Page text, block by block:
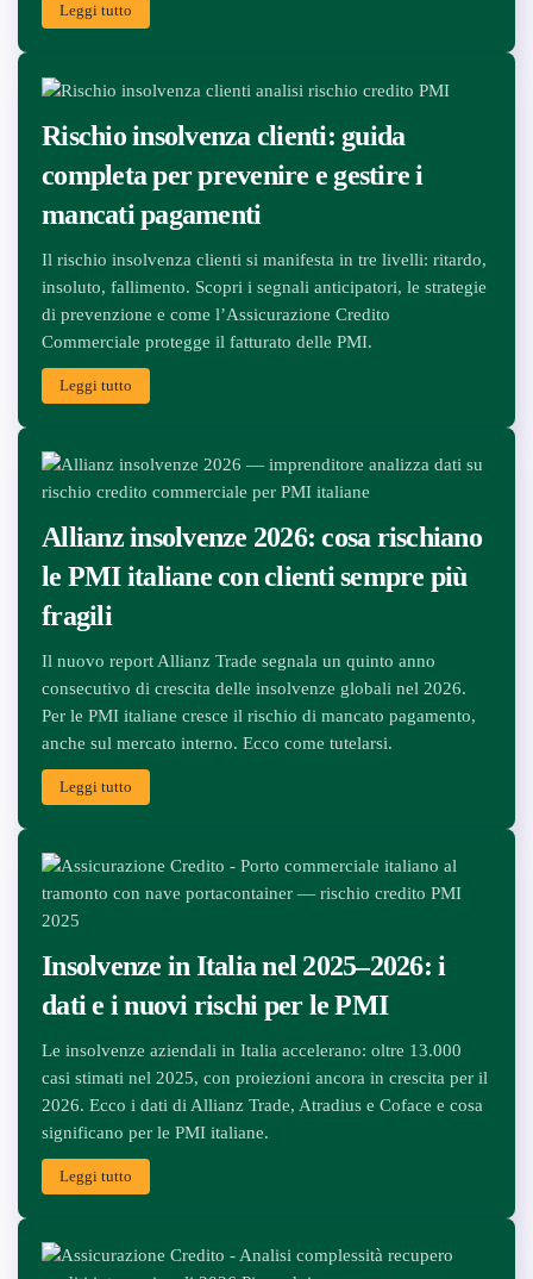
Leggi tutto
Rischio insolvenza clienti: guida
completa per prevenire e gestire i
mancati pagamenti
Il rischio insolvenza clienti si manifesta in tre livelli: ritardo,
insoluto, fallimento. Scopri i segnali anticipatori, le strategie
di prevenzione e come l’Assicurazione Credito
Commerciale protegge il fatturato delle PMI.
Leggi tutto
Allianz insolvenze 2026: cosa rischiano
le PMI italiane con clienti sempre più
fragili
Il nuovo report Allianz Trade segnala un quinto anno
consecutivo di crescita delle insolvenze globali nel 2026.
Per le PMI italiane cresce il rischio di mancato pagamento,
anche sul mercato interno. Ecco come tutelarsi.
Leggi tutto
Insolvenze in Italia nel 2025–2026: i
dati e i nuovi rischi per le PMI
Le insolvenze aziendali in Italia accelerano: oltre 13.000
casi stimati nel 2025, con proiezioni ancora in crescita per il
2026. Ecco i dati di Allianz Trade, Atradius e Coface e cosa
significano per le PMI italiane.
Leggi tutto